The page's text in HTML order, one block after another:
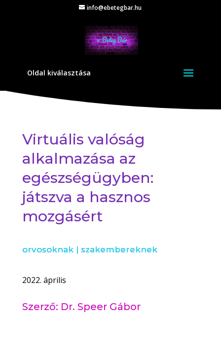
info@ebetegbar.hu
Oldal kiválasztása
Virtuális valóság
alkalmazása az
egészségügyben:
játszva a hasznos
mozgásért
orvosoknak| szakembereknek
2022. április
Szerző: Dr. Speer Gábor